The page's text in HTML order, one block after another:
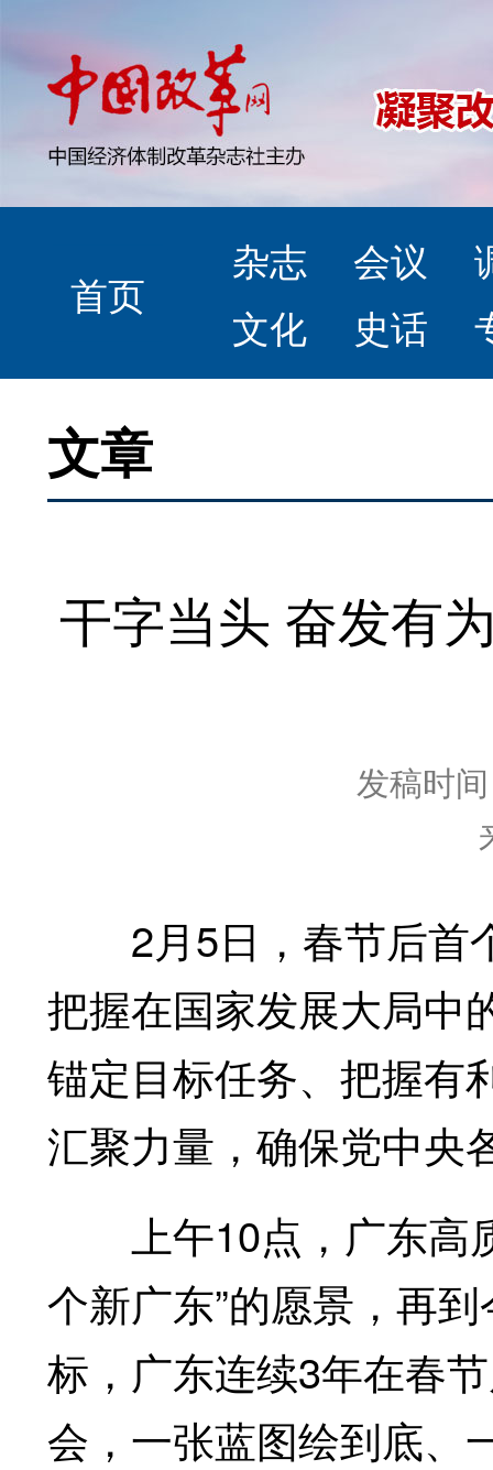
首页
杂志 会议
文化
史话
文章
干字当头 奋发有
发稿时
2月5日，春节后首
把握在国家发展大局中
锚定目标任务、把握有
汇聚力量，确保党中央
上午10点，广东高
个新广东”的愿景，再
标，广东连续3年在春
会，一张蓝图绘到底、